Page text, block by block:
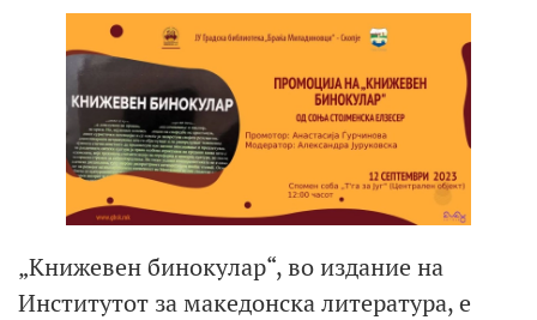
„Книжевен бинокулар“, во издание на
Институтот за македонска литература, е